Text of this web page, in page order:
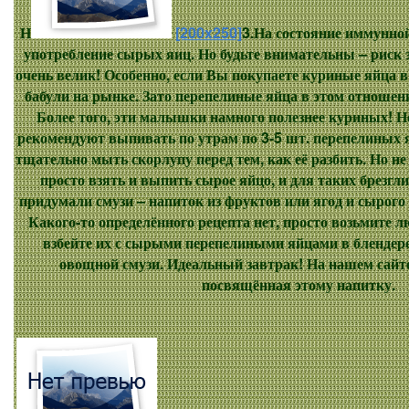
Н [200x250]3.На состояние
употребление сырых яиц. Но будьте внимательны – риск
очень велик! Особенно, если Вы покупаете куриные яйца
бабули на рынке. Зато перепелиные яйца в этом
Более того, эти малышки намного полезнее куриных!
рекомендуют выпивать по утрам по 3-5 шт. перепелиных
тщательно мыть скорлупу перед тем, как её разбить. Но
просто взять и выпить сырое яйцо, и для таких
придумали смузи – напиток из фруктов или ягод и
Какого-то определённого рецепта нет, просто
взбейте их с сырыми перепелиными яйцами в
овощной смузи. Идеальный завтрак! На нашем
посвящённая этому напитку.